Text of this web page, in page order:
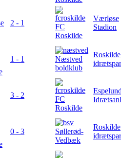
2 - 1
FC
Roskilde
Værløse
Stadion
1 - 1
Næstved
boldklub
Roskilde
3 - 2
FC
Roskilde
0 - 3
Søllerød-
Vedbæk
Roskilde